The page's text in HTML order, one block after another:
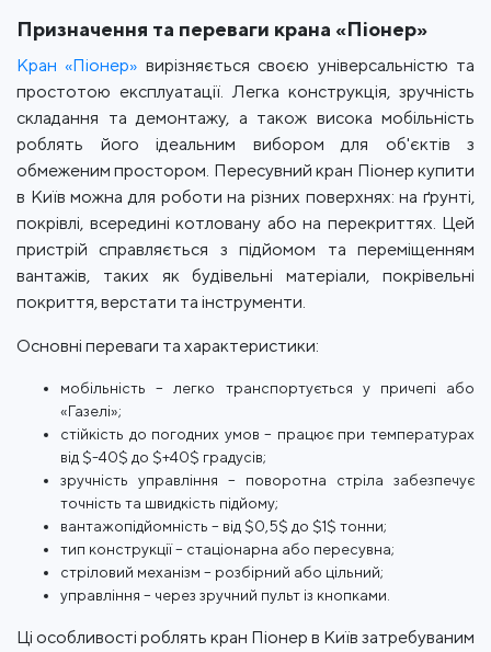
Призначення та переваги крана «Піонер»
Кран «Піонер» вирізняється своєю універсальністю та
простотою експлуатації. Легка конструкція, зручність
складання та демонтажу, а також висока мобільність
роблять його ідеальним вибором для об'єктів з
обмеженим простором. Пересувний кран Піонер купити
в Київ можна для роботи на різних поверхнях: на ґрунті,
покрівлі, всередині котловану або на перекриттях. Цей
пристрій справляється з підйомом та переміщенням
вантажів, таких як будівельні матеріали, покрівельні
покриття, верстати та інструменти.
Основні переваги та характеристики:
мобільність – легко транспортується у причепі або
«Газелі»;
стійкість до погодних умов – працює при температурах
від $-40$ до $+40$ градусів;
зручність управління – поворотна стріла забезпечує
точність та швидкість підйому;
вантажопідйомність – від $0,5$ до $1$ тонни;
тип конструкції – стаціонарна або пересувна;
стріловий механізм – розбірний або цільний;
управління – через зручний пульт із кнопками.
Ці особливості роблять кран Піонер в Київ затребуваним